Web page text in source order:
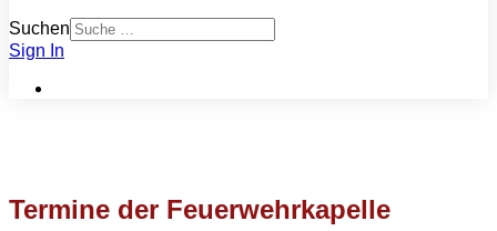
Suchen
Sign In
Termine der Feuerwehrkapelle